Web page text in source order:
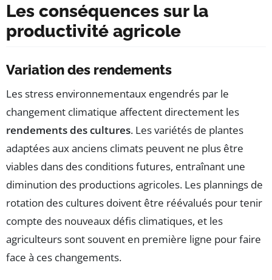
Les conséquences sur la
productivité agricole
Variation des rendements
Les stress environnementaux engendrés par le
changement climatique affectent directement les
rendements des cultures. Les variétés de plantes
adaptées aux anciens climats peuvent ne plus être
viables dans des conditions futures, entraînant une
diminution des productions agricoles. Les plannings de
rotation des cultures doivent être réévalués pour tenir
compte des nouveaux défis climatiques, et les
agriculteurs sont souvent en première ligne pour faire
face à ces changements.